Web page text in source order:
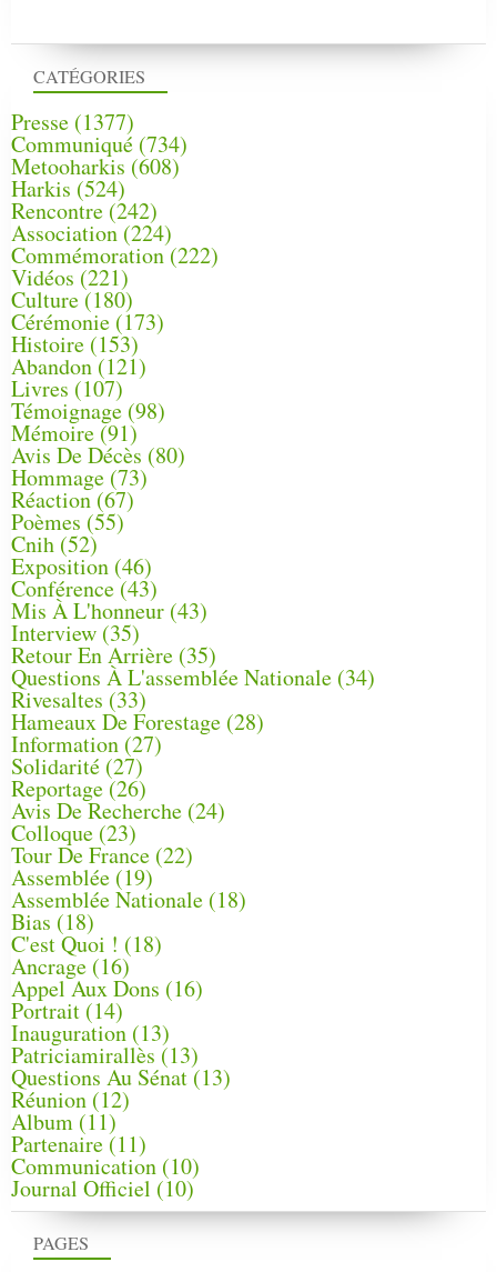
PAGES
CATÉGORIES
Presse (1377)
Communiqué (734)
Metooharkis (608)
Harkis (524)
Rencontre (242)
Association (224)
Commémoration(222)
Vidéos (221)
Culture(180)
Cérémonie (173)
Histoire (153)
Abandon(121)
Livres (107)
Témoignage (98)
Mémoire (91)
Avis De Décès (80)
Hommage (73)
Réaction(67)
Poèmes (55)
Cnih (52)
Exposition (46)
Conférence(43)
Mis À L'honneur (43)
Interview (35)
Retour En Arrière (35)
Questions À L'assemblée Nationale (34)
Rivesaltes (33)
Hameaux De Forestage (28)
Information (27)
Solidarité (27)
Reportage(26)
Avis De Recherche (24)
Colloque (23)
Tour De France (22)
Assemblée (19)
Assemblée Nationale (18)
Bias (18)
C'est Quoi ! (18)
Ancrage (16)
Appel Aux Dons (16)
Portrait (14)
Inauguration (13)
Patriciamirallès (13)
Questions Au Sénat(13)
Réunion (12)
Album (11)
Partenaire(11)
Communication (10)
Journal Officiel (10)